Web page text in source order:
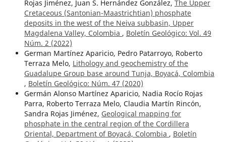
Rojas Jiménez, Juan S. Hernández González, The Upper
Cretaceous (Santonian-Maastrichtian) phosphate
deposits in the west of the Neiva subbasin, Upper
Magdalena Valley, Colombia , Boletín Geológico: Vol. 49
Núm. 2 (2022)
German Martínez Aparicio, Pedro Patarroyo, Roberto
Terraza Melo, Lithology and geochemistry of the
Guadalupe Group base around Tunja, Boyacá, Colombia
, Boletín Geológico: Núm. 47 (2020)
Germán Alonso Martínez Aparicio, Nadia Rocío Rojas
Parra, Roberto Terraza Melo, Claudia Martín Rincón,
Sandra Rojas Jiménez, Geological mapping for
phosphate in the central region of the Cordillera
Oriental, Department of Boyacá, Colombia , Boletín